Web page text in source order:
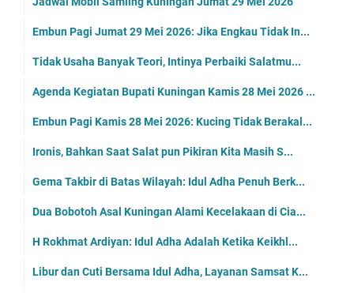
Embun Pagi Jumat 29 Mei 2026: Jika Engkau Tidak In...
Tidak Usaha Banyak Teori, Intinya Perbaiki Salatmu...
Agenda Kegiatan Bupati Kuningan Kamis 28 Mei 2026 ...
Embun Pagi Kamis 28 Mei 2026: Kucing Tidak Berakal...
Ironis, Bahkan Saat Salat pun Pikiran Kita Masih S...
Gema Takbir di Batas Wilayah: Idul Adha Penuh Berk...
Dua Bobotoh Asal Kuningan Alami Kecelakaan di Cia...
H Rokhmat Ardiyan: Idul Adha Adalah Ketika Keikhl...
Libur dan Cuti Bersama Idul Adha, Layanan Samsat K...